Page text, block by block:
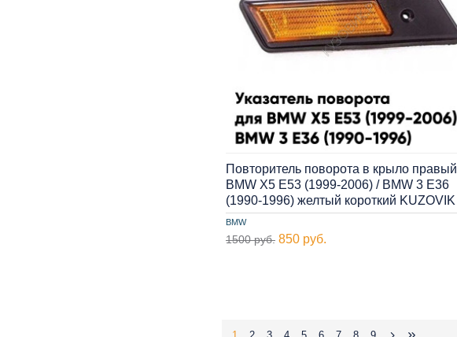
BMW
Повторитель поворота в крыло правый
BMW X5 E53 (1999-2006) / BMW 3 E36
(1990-1996) желтый короткий KUZOVIK
1500 руб. 850 руб.